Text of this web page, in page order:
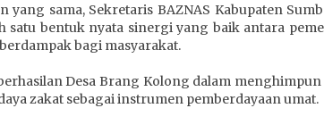
yang sama, Sekretaris BAZNAS Kabupaten
satu bentuk nyata sinergi yang baik antara
bagi masyarakat.
Desa Brang Kolong dalam
zakat sebagai instrumen pemberdayaan umat.